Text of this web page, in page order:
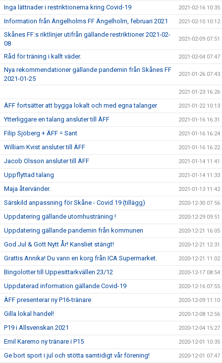
Inga lättnader i restriktionerna kring Covid-19 2021-02-16 10:35
Information från Ängelholms FF Ängelholm, februari 2021 2021-02-10 10:12
Skånes FF:s riktlinjer utifrån gällande restriktioner 2021-02-
08
2021-02-09 07:51
Råd för träning i kallt väder. 2021-02-04 07:47
Nya rekommendationer gällande pandemin från Skånes FF
2021-01-25
2021-01-26 07:43
2021-01-23 16:26
ÄFF fortsätter att bygga lokalt och med egna talanger 2021-01-22 10:13
Ytterliggare en talang ansluter till ÄFF 2021-01-16 16:31
Filip Sjöberg + ÄFF = Sant 2021-01-16 16:24
William Kvist ansluter till ÄFF 2021-01-16 16:22
Jacob Olsson ansluter till ÄFF 2021-01-14 11:41
Uppflyttad talang 2021-01-14 11:33
Maja återvänder. 2021-01-13 11:42
Särskild anpassning för Skåne - Covid 19 (tillägg) 2020-12-30 07:56
Uppdatering gällande utomhusträning ! 2020-12-29 09:51
Uppdatering gällande pandemin från kommunen 2020-12-21 16:05
God Jul & Gott Nytt År! Kansliet stängt! 2020-12-21 12:31
Grattis Annika! Du vann en korg från ICA Supermarket. 2020-12-21 11:02
Bingolotter till Uppesittarkvällen 23/12 2020-12-17 08:54
Uppdaterad information gällande Covid-19 2020-12-16 07:55
ÄFF presenterar ny P16-tränare 2020-12-09 11:10
Gilla lokal handel! 2020-12-08 12:56
P19 i Allsvenskan 2021 2020-12-04 15:27
Emil Karemo ny tränare i P15 2020-12-01 10:35
Ge bort sport i jul och stötta samtidigt vår förening! 2020-12-01 07:47